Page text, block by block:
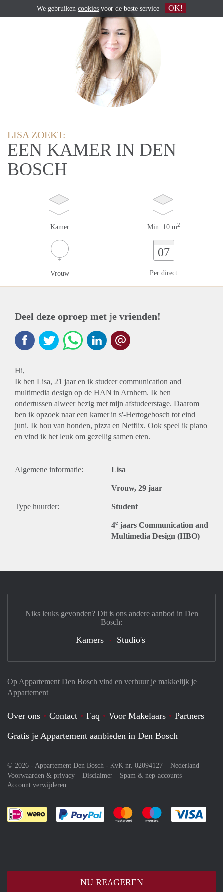
LISA ZOEKT:
EEN KAMER IN DEN
BOSCH
Kamer Min. 10 m2
Vrouw
07
Per direct
Deel deze oproep met je vrienden!
Hi,
Ik ben Lisa, 21 jaar en ik studeer communication and
multimedia design op de HAN in Arnhem. Ik ben
ondertussen alweer bezig met mijn afstudeerstage. Daarom
ben ik opzoek naar een kamer in s'-Hertogebosch tot eind
juni. Ik hou van honden, pizza en Netflix. Ook speel ik piano
en vind ik het leuk om gezellig samen eten.
Algemene informatie: Lisa
Vrouw, 29 jaar
Type huurder: Student
4e jaars Communication and
Multimedia Design (HBO)
NU REAGEREN
Op Appartement Den Bosch vind en verhuur je makkelijk je
Appartement
Over ons Contact Faq Voor Makelaars
Partners
Gratis je Appartement aanbieden in Den Bosch
© 2026 - Appartement Den Bosch - KvK nr. 02094127 – Nederland
Voorwaarden & privacy
Disclaimer
Spam & nep-accounts
Account verwijderen
Je rekent gemakkelijk af met Paypal
Je rekent gemakkelijk af met
Je rekent
Niks leuks gevonden? Dit is ons andere aanbod in Den
Bosch:
Kamers Studio's
We gebruiken cookies voor de beste service OK!